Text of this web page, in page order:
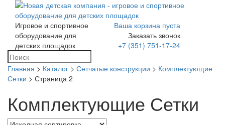
Игровое и спортивное
оборудование для
детских площадок
Ваша корзина пуста
Заказать звонок
+7 (351) 751-17-24
Главная > Каталог > Сетчатые конструкции > Комплектующие
Сетки > Страница 2
Комплектующие Сетки